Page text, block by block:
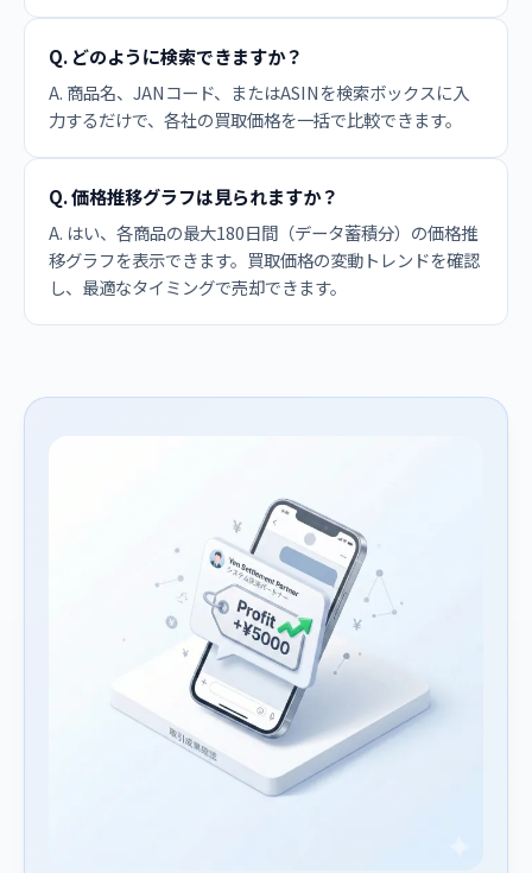
Q. どのように検索できますか？
A. 商品名、JANコード、またはASINを検索ボックスに入
力するだけで、各社の買取価格を一括で比較できます。
Q. 価格推移グラフは見られますか？
A. はい、各商品の最大180日間（データ蓄積分）の価格推
移グラフを表示できます。買取価格の変動トレンドを確認
し、最適なタイミングで売却できます。